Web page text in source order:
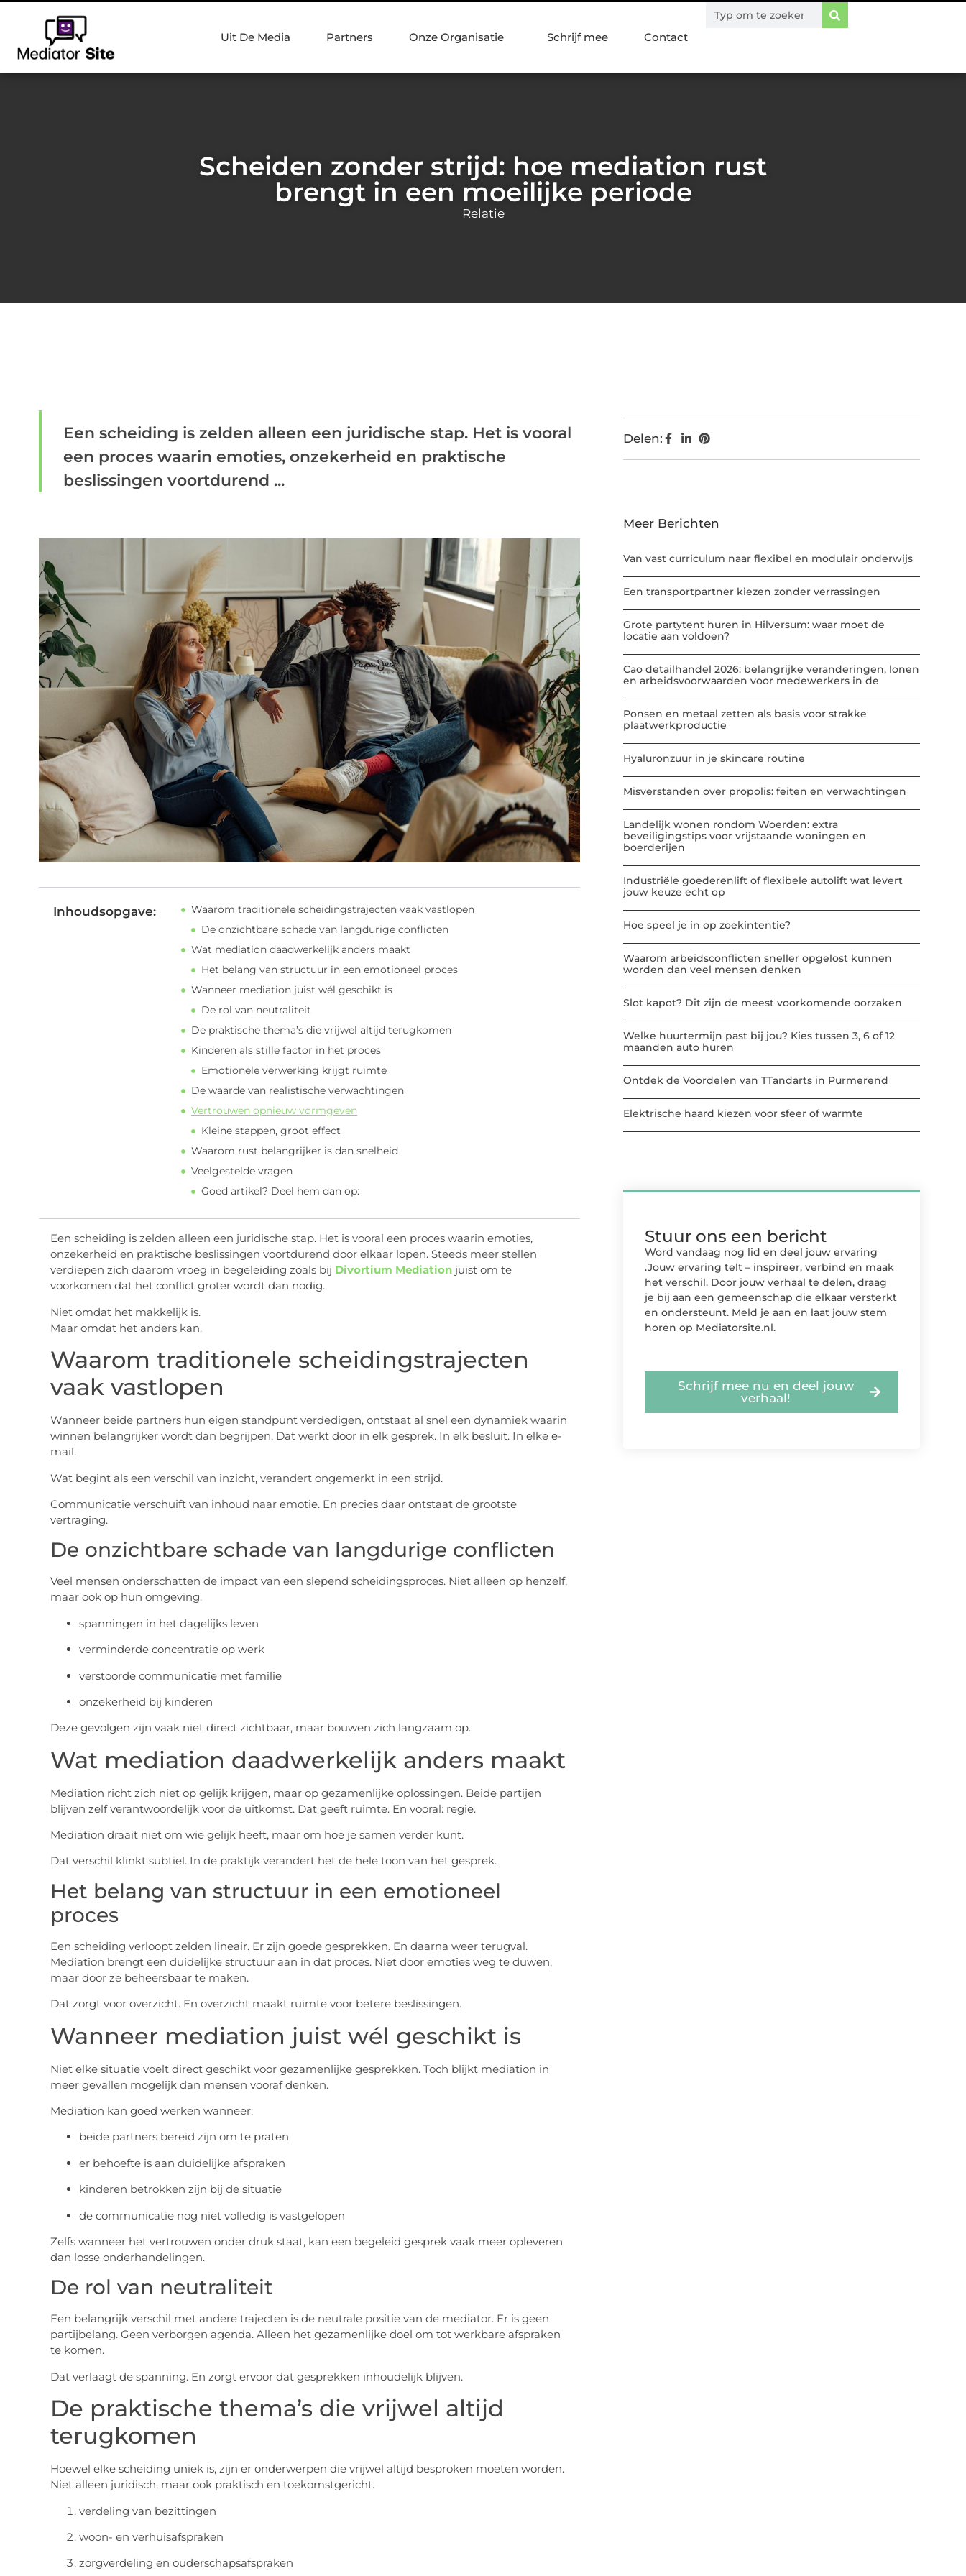
Uit De Media Partners Onze Organisatie Schrijf mee Contact
Scheiden zonder strijd: hoe mediation rust
brengt in een moeilijke periode
Relatie
Een scheiding is zelden alleen een juridische stap. Het is vooral
een proces waarin emoties, onzekerheid en praktische
beslissingen voortdurend ...
Inhoudsopgave:
Waarom traditionele scheidingstrajecten vaak vastlopen
De onzichtbare schade van langdurige conflicten
Wat mediation daadwerkelijk anders maakt
Het belang van structuur in een emotioneel proces
Wanneer mediation juist wél geschikt is
De rol van neutraliteit
De praktische thema’s die vrijwel altijd terugkomen
Kinderen als stille factor in het proces
Emotionele verwerking krijgt ruimte
De waarde van realistische verwachtingen
Vertrouwen opnieuw vormgeven
Kleine stappen, groot effect
Waarom rust belangrijker is dan snelheid
Veelgestelde vragen
Goed artikel? Deel hem dan op:
Een scheiding is zelden alleen een juridische stap. Het is vooral een proces waarin emoties,
onzekerheid en praktische beslissingen voortdurend door elkaar lopen. Steeds meer stellen
verdiepen zich daarom vroeg in begeleiding zoals bij Divortium Mediationjuist om te
voorkomen dat het conflict groter wordt dan nodig.
Niet omdat het makkelijk is.
Maar omdat het anders kan.
Waarom traditionele scheidingstrajecten
vaak vastlopen
Wanneer beide partners hun eigen standpunt verdedigen, ontstaat al snel een dynamiek waarin
winnen belangrijker wordt dan begrijpen. Dat werkt door in elk gesprek. In elk besluit. In elke e-
mail.
Wat begint als een verschil van inzicht, verandert ongemerkt in een strijd.
Communicatie verschuift van inhoud naar emotie. En precies daar ontstaat de grootste
vertraging.
De onzichtbare schade van langdurige conflicten
Veel mensen onderschatten de impact van een slepend scheidingsproces. Niet alleen op henzelf,
maar ook op hun omgeving.
spanningen in het dagelijks leven
verminderde concentratie op werk
verstoorde communicatie met familie
onzekerheid bij kinderen
Deze gevolgen zijn vaak niet direct zichtbaar, maar bouwen zich langzaam op.
Wat mediation daadwerkelijk anders maakt
Mediation richt zich niet op gelijk krijgen, maar op gezamenlijke oplossingen. Beide partijen
blijven zelf verantwoordelijk voor de uitkomst. Dat geeft ruimte. En vooral: regie.
Mediation draait niet om wie gelijk heeft, maar om hoe je samen verder kunt.
Dat verschil klinkt subtiel. In de praktijk verandert het de hele toon van het gesprek.
Het belang van structuur in een emotioneel
proces
Een scheiding verloopt zelden lineair. Er zijn goede gesprekken. En daarna weer terugval.
Mediation brengt een duidelijke structuur aan in dat proces. Niet door emoties weg te duwen,
maar door ze beheersbaar te maken.
Dat zorgt voor overzicht. En overzicht maakt ruimte voor betere beslissingen.
Wanneer mediation juist wél geschikt is
Niet elke situatie voelt direct geschikt voor gezamenlijke gesprekken. Toch blijkt mediation in
meer gevallen mogelijk dan mensen vooraf denken.
Mediation kan goed werken wanneer:
beide partners bereid zijn om te praten
er behoefte is aan duidelijke afspraken
kinderen betrokken zijn bij de situatie
de communicatie nog niet volledig is vastgelopen
Zelfs wanneer het vertrouwen onder druk staat, kan een begeleid gesprek vaak meer opleveren
dan losse onderhandelingen.
De rol van neutraliteit
Een belangrijk verschil met andere trajecten is de neutrale positie van de mediator. Er is geen
partijbelang. Geen verborgen agenda. Alleen het gezamenlijke doel om tot werkbare afspraken
te komen.
Dat verlaagt de spanning. En zorgt ervoor dat gesprekken inhoudelijk blijven.
De praktische thema’s die vrijwel altijd
terugkomen
Hoewel elke scheiding uniek is, zijn er onderwerpen die vrijwel altijd besproken moeten worden.
Niet alleen juridisch, maar ook praktisch en toekomstgericht.
verdeling van bezittingen
woon- en verhuisafspraken
zorgverdeling en ouderschapsafspraken
Delen:
Meer Berichten
Van vast curriculum naar flexibel en modulair onderwijs
Een transportpartner kiezen zonder verrassingen
Grote partytent huren in Hilversum: waar moet de
locatie aan voldoen?
Cao detailhandel 2026: belangrijke veranderingen, lonen
en arbeidsvoorwaarden voor medewerkers in de
Ponsen en metaal zetten als basis voor strakke
plaatwerkproductie
Hyaluronzuur in je skincare routine
Misverstanden over propolis: feiten en verwachtingen
Landelijk wonen rondom Woerden: extra
beveiligingstips voor vrijstaande woningen en
boerderijen
Industriële goederenlift of flexibele autolift wat levert
jouw keuze echt op
Hoe speel je in op zoekintentie?
Waarom arbeidsconflicten sneller opgelost kunnen
worden dan veel mensen denken
Slot kapot? Dit zijn de meest voorkomende oorzaken
Welke huurtermijn past bij jou? Kies tussen 3, 6 of 12
maanden auto huren
Ontdek de Voordelen van TTandarts in Purmerend
Elektrische haard kiezen voor sfeer of warmte
Stuur ons een bericht
Word vandaag nog lid en deel jouw ervaring
.Jouw ervaring telt – inspireer, verbind en maak
het verschil. Door jouw verhaal te delen, draag
je bij aan een gemeenschap die elkaar versterkt
en ondersteunt. Meld je aan en laat jouw stem
horen op Mediatorsite.nl.
Schrijf mee nu en deel jouw
verhaal!